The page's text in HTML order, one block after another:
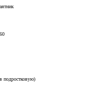
подростковую)